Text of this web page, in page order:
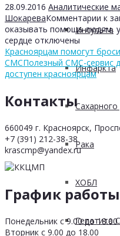
Инсульта
Инфаркта
Рака
ХОБЛ
Гепатита С
28.09.2016 Аналитические
ШокареваКомментарии к
оказывать помощь людям,
сердце отключены
Красноярцам помогут
СМСПолезный СМС-сервис
доступен красноярцам
Контакты
660049 г. Красноярск,
+7 (391) 212-38-38
krascmp@yandex.ru
График работы
Понедельник с 9.00 до 18.00
Вторник с 9.00 до 18.00